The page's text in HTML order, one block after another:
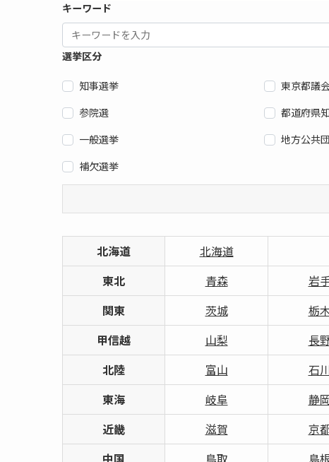
キーワード
選挙区分
知事選挙
東京都議
参院選
都道府県
一般選挙
地方公共
補欠選挙
北海道
北海道
東北
青森 岩
関東
茨城 栃
甲信越
山梨 長
北陸
富山 石
東海
岐阜 静
近畿
滋賀 京
中国
鳥取 島